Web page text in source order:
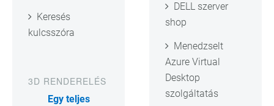
Keresés
kulcsszóra
3D RENDERELÉS
Egy teljes
DELL szerver
shop
Menedzselt
Azure Virtual
Desktop
szolgáltatás